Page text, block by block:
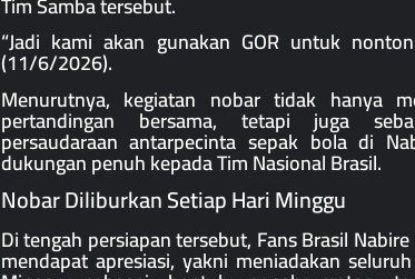
“Jadi kami akan gunakan GOR untuk
(11/6/2026).
Menurutnya, kegiatan nobar tidak hanya
pertandingan bersama, tetapi juga
persaudaraan antarpecinta sepak bola di
dukungan penuh kepada Tim Nasional Brasil.
Nobar Diliburkan Setiap Hari Minggu
Di tengah persiapan tersebut, Fans Brasil
mendapat apresiasi, yakni meniadakan